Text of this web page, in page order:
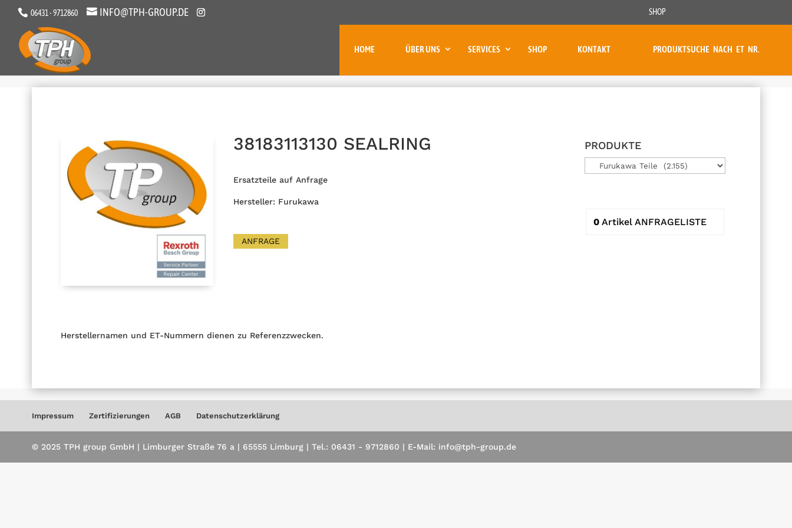
06431 - 9712860 INFO@TPH-GROUP.DE SHOP
HOME ÜBER UNS SERVICES SHOP KONTAKT PRODUKTSUCHE NACH ET NR.
38183113130 SEALRING
Ersatzteile auf Anfrage
Hersteller: Furukawa
ANFRAGE
PRODUKTE
0Artikel ANFRAGELISTE
Herstellernamen und ET-Nummern dienen zu Referenzzwecken.
Impressum Zertifizierungen AGB Datenschutzerklärung
© 2025 TPH group GmbH | Limburger Straße 76 a | 65555 Limburg | Tel.: 06431 - 9712860 | E-Mail: info@tph-group.de